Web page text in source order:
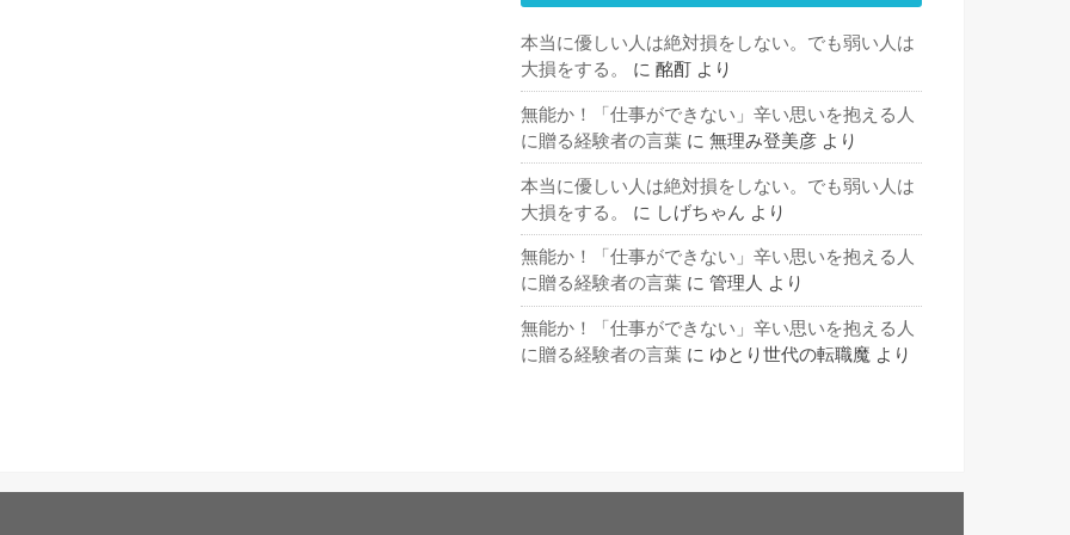
本当に優しい人は絶対損をしない。でも弱い人は
大損をする。
に 酩酊 より
無能か！「仕事ができない」辛い思いを抱える人
に贈る経験者の言葉 に 無理み登美彦 より
本当に優しい人は絶対損をしない。でも弱い人は
大損をする。
に しげちゃん より
無能か！「仕事ができない」辛い思いを抱える人
に贈る経験者の言葉 に 管理人 より
無能か！「仕事ができない」辛い思いを抱える人
に贈る経験者の言葉 に ゆとり世代の転職魔 より